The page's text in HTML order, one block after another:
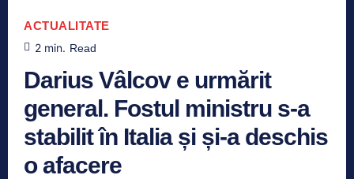
ACTUALITATE
2 min. Read
Darius Vâlcov e urmărit
general. Fostul ministru s-a
stabilit în Italia și și-a deschis
o afacere